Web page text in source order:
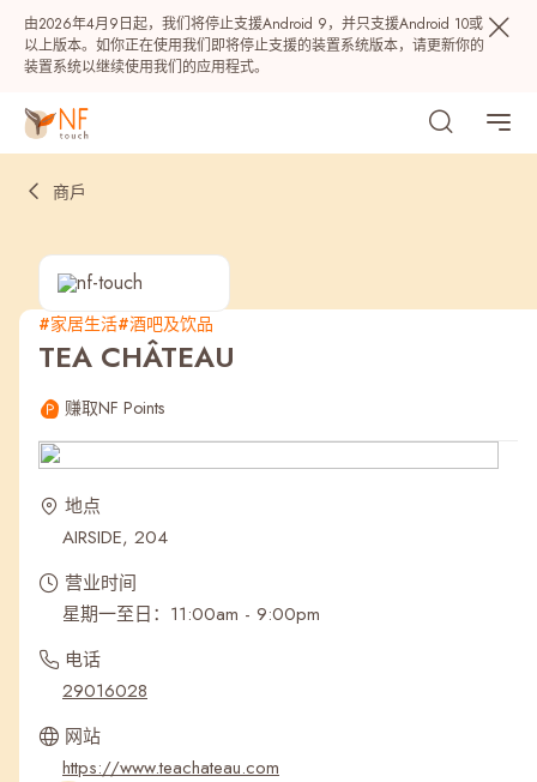
由2026年4月9日起，我们将停止支援Android 9，并只支援Android 10或
以上版本。如你正在使用我们即将停止支援的装置系统版本，请更新你的
装置系统以继续使用我们的应用程式。
热门
最近搜寻纪录
商戶
#家居生活#酒吧及饮品
TEA CHÂTEAU
赚取NF Points
地点
AIRSIDE, 204
营业时间
星期一至日：11:00am - 9:00pm
电话
29016028
网站
https://www.teachateau.com